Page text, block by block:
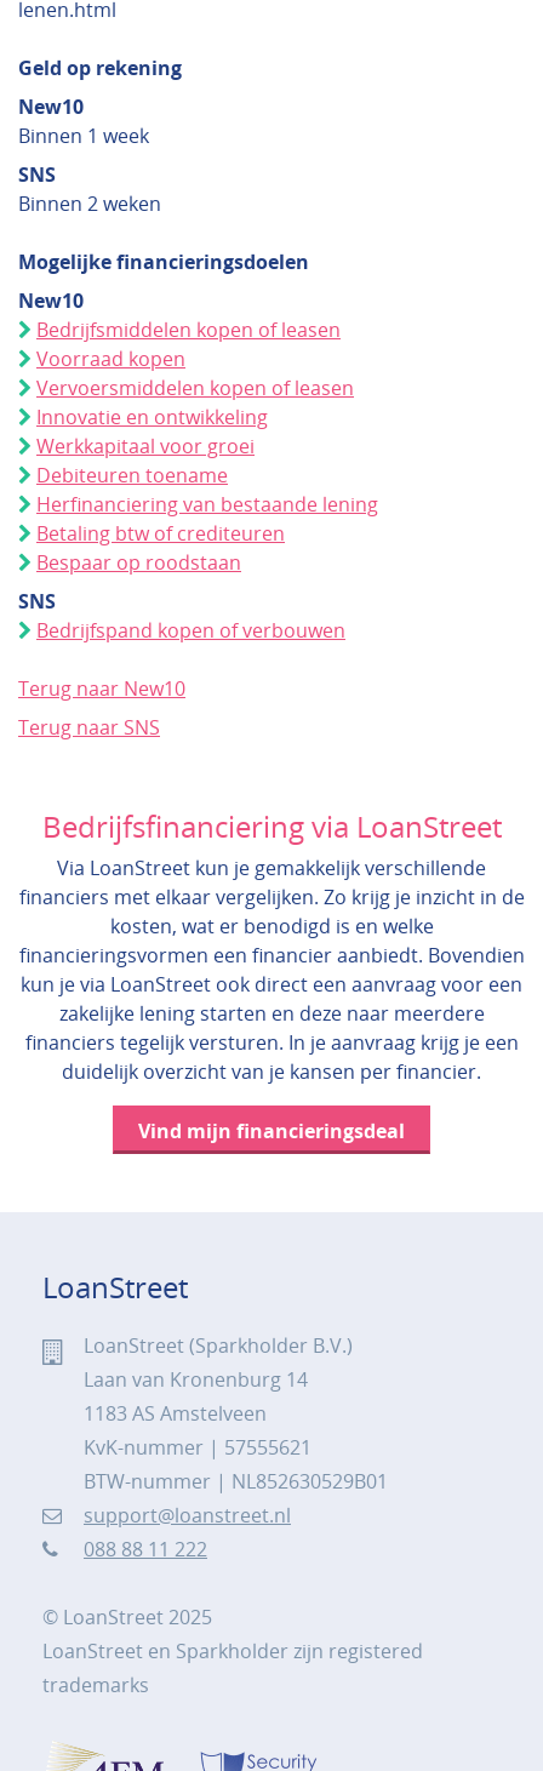
lenen.html
Geld op rekening
New10
Binnen 1 week
SNS
Binnen 2 weken
Mogelijke financieringsdoelen
New10
Bedrijfsmiddelen kopen of leasen
Voorraad kopen
Vervoersmiddelen kopen of leasen
Innovatie en ontwikkeling
Werkkapitaal voor groei
Debiteuren toename
Herfinanciering van bestaande lening
Betaling btw of crediteuren
Bespaar op roodstaan
SNS
Bedrijfspand kopen of verbouwen
Terug naar New10
Terug naar SNS
Bedrijfsfinanciering via LoanStreet
Via LoanStreet kun je gemakkelijk verschillende
financiers met elkaar vergelijken. Zo krijg je inzicht in de
kosten, wat er benodigd is en welke
financieringsvormen een financier aanbiedt. Bovendien
kun je via LoanStreet ook direct een aanvraag voor een
zakelijke lening starten en deze naar meerdere
financiers tegelijk versturen. In je aanvraag krijg je een
duidelijk overzicht van je kansen per financier.
Vind mijn financieringsdeal
LoanStreet
LoanStreet (Sparkholder B.V.)
Laan van Kronenburg 14
1183 AS Amstelveen
KvK-nummer | 57555621
BTW-nummer | NL852630529B01
support@loanstreet.nl
088 88 11 222
© LoanStreet 2025
LoanStreet en Sparkholder zijn registered
trademarks